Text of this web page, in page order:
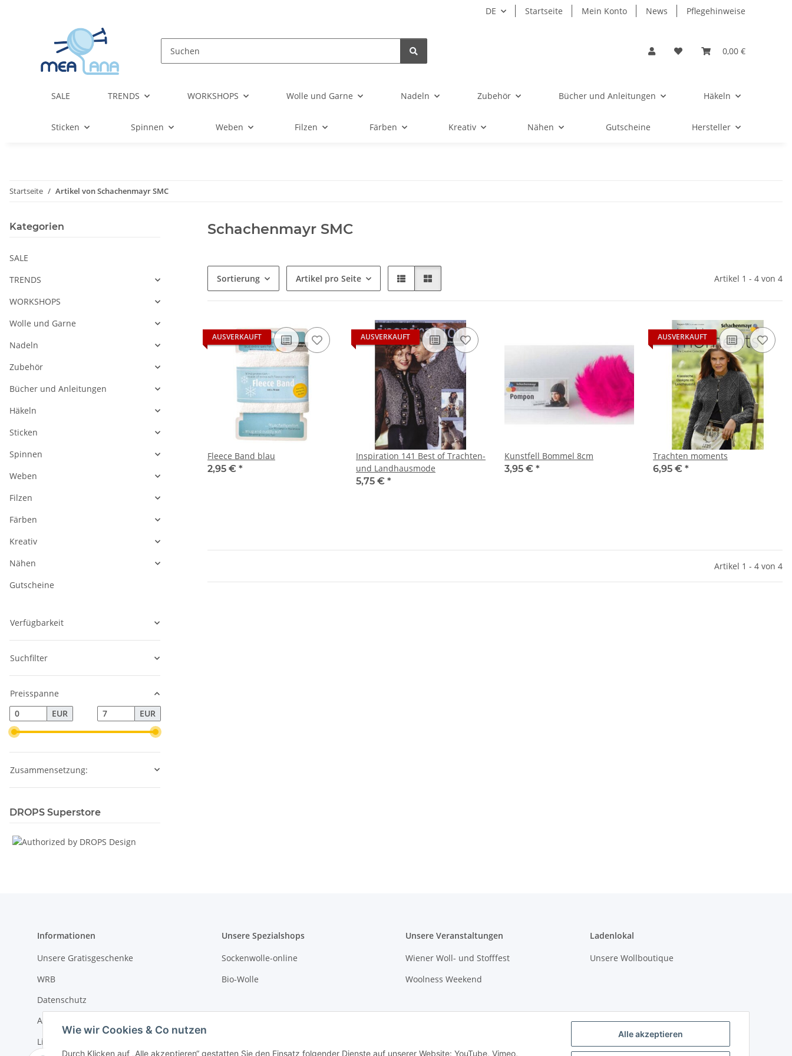
Alle akzeptieren
Wie wir Cookies & Co nutzen
Durch Klicken auf „Alle akzeptieren“ gestatten Sie den Einsatz folgender Dienste auf unserer Website: YouTube, Vimeo,
DE Startseite Mein Konto News Pflegehinweise
0,00 €
SALE TRENDS WORKSHOPS Wolle und Garne Nadeln Zubehör Bücher und Anleitungen Häkeln
Sticken Spinnen Weben Filzen Färben Kreativ Nähen Gutscheine Hersteller
Startseite Artikel von Schachenmayr SMC
Schachenmayr SMC
Sortierung Artikel pro Seite Artikel 1 - 4 von 4
AUSVERKAUFT
Fleece Band blau
2,95 € *
AUSVERKAUFT
Inspiration 141 Best of Trachten-
und Landhausmode
5,75 € *
Kunstfell Bommel 8cm
3,95 € *
AUSVERKAUFT
Trachten moments
6,95 € *
Artikel 1 - 4 von 4
Kategorien
SALE
TRENDS
WORKSHOPS
Wolle und Garne
Nadeln
Zubehör
Bücher und Anleitungen
Häkeln
Sticken
Spinnen
Weben
Filzen
Färben
Kreativ
Nähen
Gutscheine
Verfügbarkeit
Suchfilter
Preisspanne
EUR
EUR
Zusammensetzung:
DROPS Superstore
Informationen
Unsere Gratisgeschenke
WRB
Datenschutz
AGB
Livesuche
Unsere Spezialshops
Sockenwolle-online
Bio-Wolle
Unsere Veranstaltungen
Wiener Woll- und Stofffest
Woolness Weekend
Ladenlokal
Unsere Wollboutique